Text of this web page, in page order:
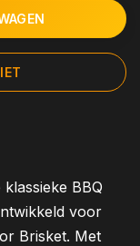
BBQ
voor
Brisket. Met